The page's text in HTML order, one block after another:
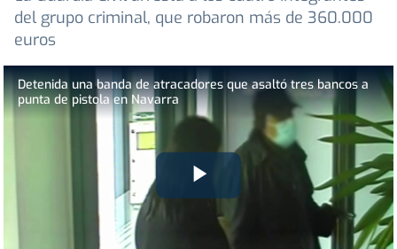
del grupo criminal, que robaron más de 360.000
euros
Detenida una banda de atracadores que asaltó tres bancos a
punta de pistola en Navarra
Play
Video